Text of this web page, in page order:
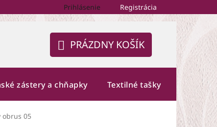
Prihlásenie Registrácia
NÁKUPNÝ
KOŠÍK
PRÁZDNY KOŠÍK
zástery a chňapky Textilné tašky
obrus 05